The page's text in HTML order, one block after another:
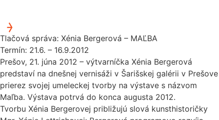
Tlačová správa: Xénia Bergerová – MAĽBA
Termín: 21.6. – 16.9.2012
Prešov, 21. júna 2012 – výtvarníčka Xénia Bergerová
predstaví na dnešnej vernisáži v Šarišskej galérii v Prešove
prierez svojej umeleckej tvorby na výstave s názvom
Maľba. Výstava potrvá do konca augusta 2012.
Tvorbu Xénia Bergerovej približujú slová kunsthistoričky